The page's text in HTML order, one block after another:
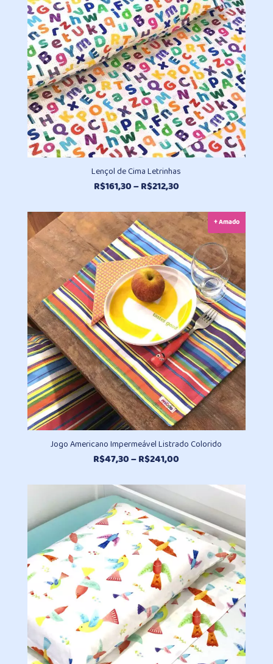
Lençol de Cima Letrinhas
R$161,30–R$212,30Faixa
preço:
R$161,30
através
R$212,30
+ Amado
Jogo Americano Impermeável Listrado Colorido
R$47,30–R$241,00
preço:
R$47,30
através
R$241,00